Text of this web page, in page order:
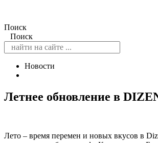
Поиск
Поиск
Новости
Летнее обновление в
Лето – время перемен и новых вкусов в